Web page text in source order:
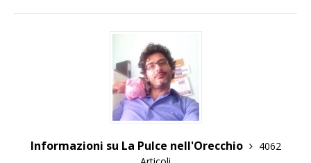
Informazioni su La Pulce nell'Orecchio
4062